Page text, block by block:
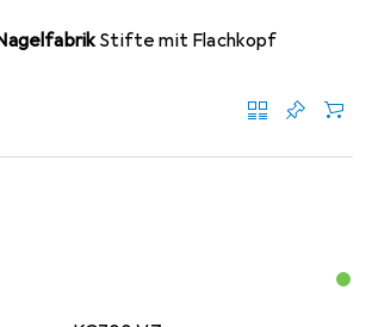
Stifte mit Flachkopf